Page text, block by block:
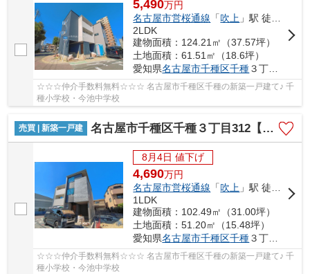
5,490万円
名古屋市営桜通線 「吹上 」駅 徒歩5分
2LDK
建物面積：124.21㎡（37.57坪）
土地面積：61.51㎡（18.6坪）
愛知県名古屋市千種区千種３丁目312
☆☆☆仲介手数料無料☆☆☆ 名古屋市千種区千種の新築一戸建て♪ 千
種小学校・今池中学校
売買 | 新築一戸建 名古屋市千種区千種３丁目312【仲介手数料無料】新築一戸建て 3号棟
8月4日 値下げ
4,690万円
名古屋市営桜通線 「吹上 」駅 徒歩5分
1LDK
建物面積：102.49㎡（31.00坪）
土地面積：51.20㎡（15.48坪）
愛知県名古屋市千種区千種３丁目312
☆☆☆仲介手数料無料☆☆☆ 名古屋市千種区千種の新築一戸建て♪ 千
種小学校・今池中学校